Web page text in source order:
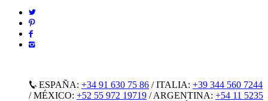
ESPAÑA: +34 91 630 75 86 /ITALIA: +39 344 560 7244
/MÉXICO: +52 55 972 19719 /ARGENTINA: +54 11 5235